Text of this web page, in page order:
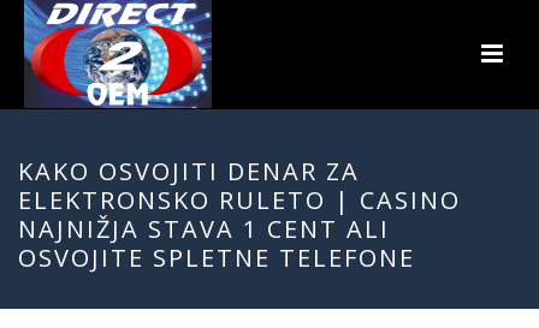
KAKO OSVOJITI DENAR ZA
ELEKTRONSKO RULETO | CASINO
NAJNIŽJA STAVA 1 CENT ALI
OSVOJITE SPLETNE TELEFONE